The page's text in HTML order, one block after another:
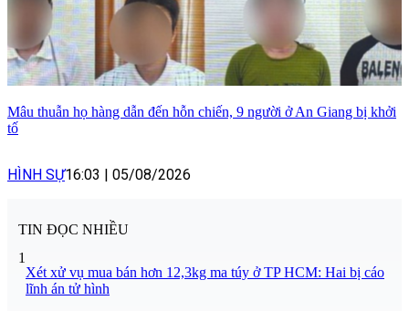
Mâu thuẫn họ hàng dẫn đến hỗn chiến, 9 người ở An Giang bị khởi
tố
HÌNH SỰ16:03 | 05/08/2026
TIN ĐỌC NHIỀU
1
Xét xử vụ mua bán hơn 12,3kg ma túy ở TP HCM: Hai bị cáo
lĩnh án tử hình